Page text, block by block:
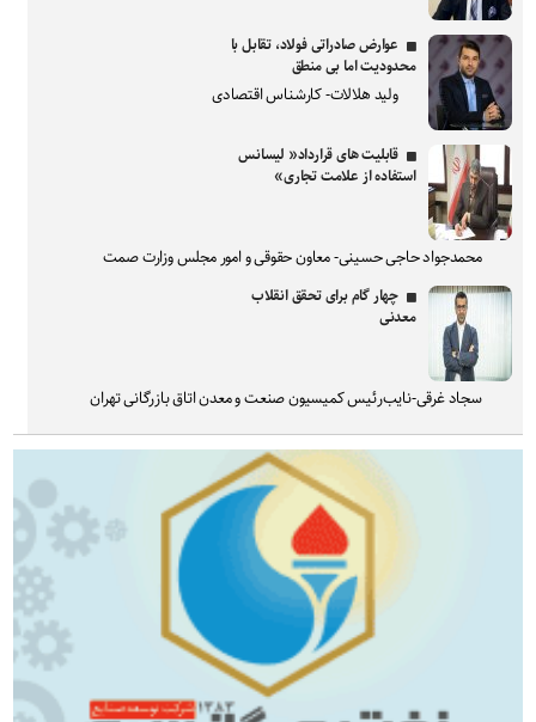
عوارض صادراتی فولاد، تقابل با
محدودیت اما بی منطق
ولید هلالات- کارشناس اقتصادی
قابلیت های قرارداد« لیسانس
استفاده از علامت تجاری»
محمدجواد حاجی حسینی- معاون حقوقی و امور مجلس وزارت صمت
چهار گام برای تحقق انقلاب
معدنی
سجاد غرقی-نایب‌رئیس کمیسیون صنعت و معدن اتاق بازرگانی تهران